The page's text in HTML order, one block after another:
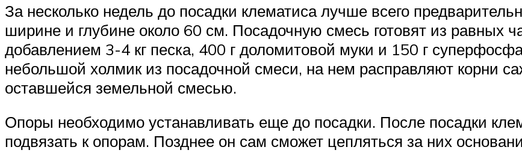
За несколько недель до посадки клематиса лучше всего
ширине и глубине около 60 см. Посадочную смесь готовят из равных
добавлением 3-4 кг песка, 400 г доломитовой муки и 150 г
небольшой холмик из посадочной смеси, на нем расправляют корни
оставшейся земельной смесью.
Опоры необходимо устанавливать еще до посадки. После посадки
подвязать к опорам. Позднее он сам сможет цепляться за них